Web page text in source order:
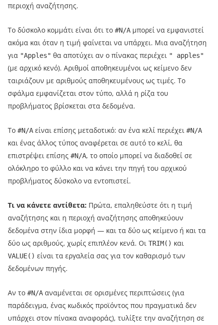
περιοχή αναζήτησης.
Το δύσκολο κομμάτι είναι ότι το #N/A μπορεί να εμφανιστεί
ακόμα και όταν η τιμή φαίνεται να υπάρχει. Μια αναζήτηση
για "Apples" θα αποτύχει αν ο πίνακας περιέχει " apples"
(με αρχικό κενό). Αριθμοί αποθηκευμένοι ως κείμενο δεν
ταιριάζουν με αριθμούς αποθηκευμένους ως τιμές. Το
σφάλμα εμφανίζεται στον τύπο, αλλά η ρίζα του
προβλήματος βρίσκεται στα δεδομένα.
Το #N/A είναι επίσης μεταδοτικό: αν ένα κελί περιέχει #N/A
και ένας άλλος τύπος αναφέρεται σε αυτό το κελί, θα
επιστρέψει επίσης #N/A, το οποίο μπορεί να διαδοθεί σε
ολόκληρο το φύλλο και να κάνει την πηγή του αρχικού
προβλήματος δύσκολο να εντοπιστεί.
Τι να κάνετε αντίθετα: Πρώτα, επαληθεύστε ότι η τιμή
αναζήτησης και η περιοχή αναζήτησης αποθηκεύουν
δεδομένα στην ίδια μορφή — και τα δύο ως κείμενο ή και τα
δύο ως αριθμούς, χωρίς επιπλέον κενά. Οι TRIM() και
VALUE() είναι τα εργαλεία σας για τον καθαρισμό των
δεδομένων πηγής.
Αν το #N/A αναμένεται σε ορισμένες περιπτώσεις (για
παράδειγμα, ένας κωδικός προϊόντος που πραγματικά δεν
υπάρχει στον πίνακα αναφοράς), τυλίξτε την αναζήτηση σε